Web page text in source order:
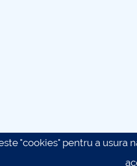
"cookies" pentru a usura